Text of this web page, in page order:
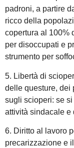
padroni, a partire
ricco della
copertura al 100%
per disoccupati e
strumento per
5. Libertà di
delle questure, dei
sugli scioperi: se
attività sindacale e
6. Diritto al lavoro
precarizzazione e